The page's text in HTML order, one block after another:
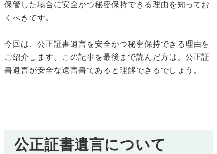
保管した場合に安全かつ秘密保持できる理由を知ってお
くべきです。
今回は、公正証書遺言を安全かつ秘密保持できる理由を
ご紹介します。この記事を最後まで読んだ方は、公正証
書遺言が安全な遺言書であると理解できるでしょう。
公正証書遺言について